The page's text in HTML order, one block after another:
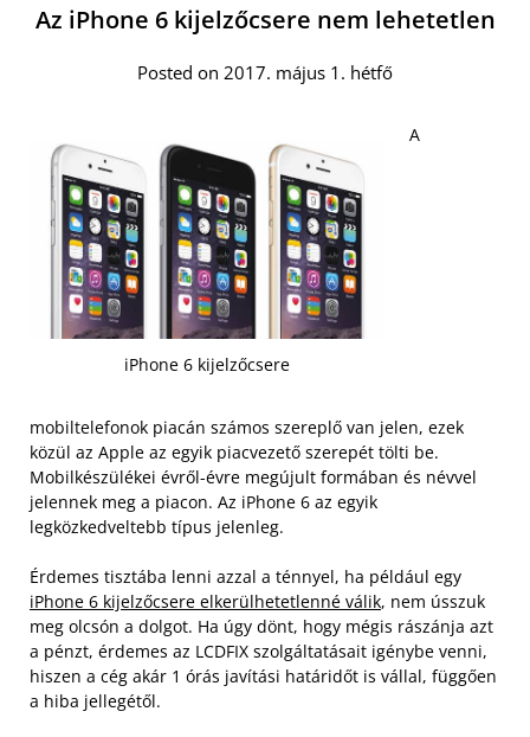
Az iPhone 6 kijelzőcsere nem lehetetlen
Posted on 2017. május 1. hétfő
iPhone 6 kijelzőcsere
A
mobiltelefonok piacán számos szereplő van jelen, ezek
közül az Apple az egyik piacvezető szerepét tölti be.
Mobilkészülékei évről-évre megújult formában és névvel
jelennek meg a piacon. Az iPhone 6 az egyik
legközkedveltebb típus jelenleg.
Érdemes tisztába lenni azzal a ténnyel, ha például egy
iPhone 6 kijelzőcsere elkerülhetetlenné válik, nem ússzuk
meg olcsón a dolgot. Ha úgy dönt, hogy mégis rászánja azt
a pénzt, érdemes az LCDFIX szolgáltatásait igénybe venni,
hiszen a cég akár 1 órás javítási határidőt is vállal, függően
a hiba jellegétől.